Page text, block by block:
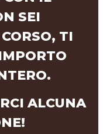
SEI
TI
ALCUNA